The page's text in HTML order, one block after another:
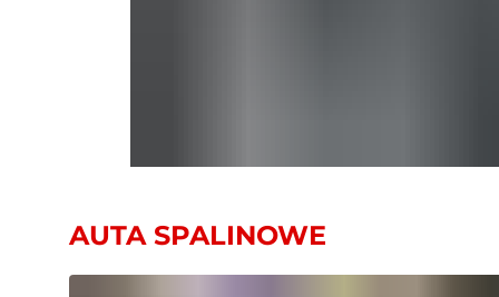
AUTA SPALINOWE